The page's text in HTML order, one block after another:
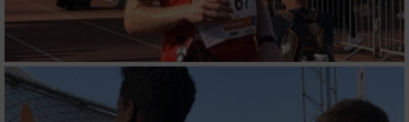
Verwendung von Profilen zur Auswahl
personalisierter Werbung
Erstellung von Profilen zur Personalisierung
von Inhalten